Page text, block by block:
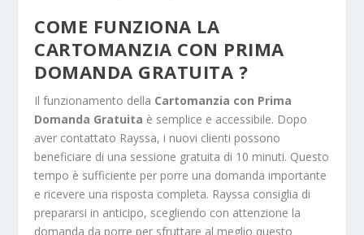
COME FUNZIONA LA
CARTOMANZIA CON PRIMA
DOMANDA GRATUITA ?
Il funzionamento della Cartomanzia con Prima
Domanda Gratuita è semplice e accessibile. Dopo
aver contattato Rayssa, i nuovi clienti possono
beneficiare di una sessione gratuita di 10 minuti. Questo
tempo è sufficiente per porre una domanda importante
e ricevere una risposta completa. Rayssa consiglia di
prepararsi in anticipo, scegliendo con attenzione la
domanda da porre per sfruttare al meglio questo